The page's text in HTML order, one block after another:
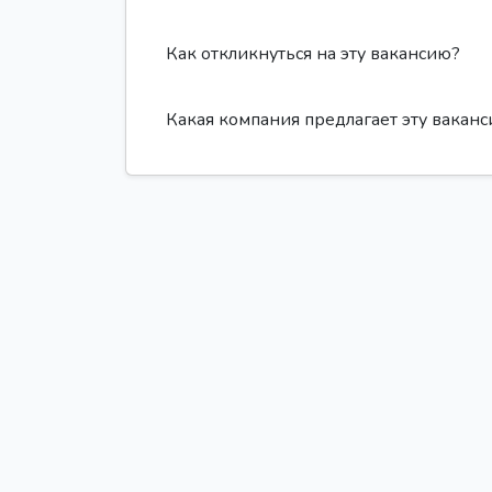
Как откликнуться на эту вакансию?
Какая компания предлагает эту